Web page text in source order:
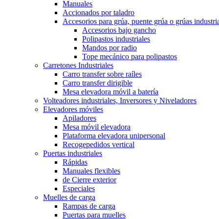
Manuales
Accionados por taladro
Accesorios para grúa, puente grúa o grúas
Accesorios bajo gancho
Polipastos industriales
Mandos por radio
Tope mecánico para polipastos
Carretones Industriales
Carro transfer sobre raíles
Carro transfer dirigible
Mesa elevadora móvil a batería
Volteadores industriales, Inversores y Niveladores
Elevadores móviles
Apiladores
Mesa móvil elevadora
Plataforma elevadora unipersonal
Recogepedidos vertical
Puertas industriales
Rápidas
Manuales flexibles
de Cierre exterior
Especiales
Muelles de carga
Rampas de carga
Puertas para muelles